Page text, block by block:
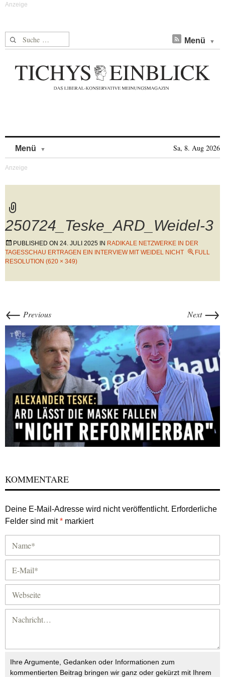
Suche nach: Menü
Menü Sa, 8. Aug 2026
250724_Teske_ARD_Weidel-3
PUBLISHED ON 24. JULI 2025 IN RADIKALE NETZWERKE IN DER
TAGESSCHAU ERTRAGEN EIN INTERVIEW MIT WEIDEL NICHT
FULL
RESOLUTION (620 × 349)
← Previous Next →
KOMMENTARE
Deine E-Mail-Adresse wird nicht veröffentlicht. Erforderliche
Felder sind mit* markiert
Ihre Argumente, Gedanken oder Informationen zum
kommentierten Beitrag bringen wir ganz oder gekürzt mit Ihrem